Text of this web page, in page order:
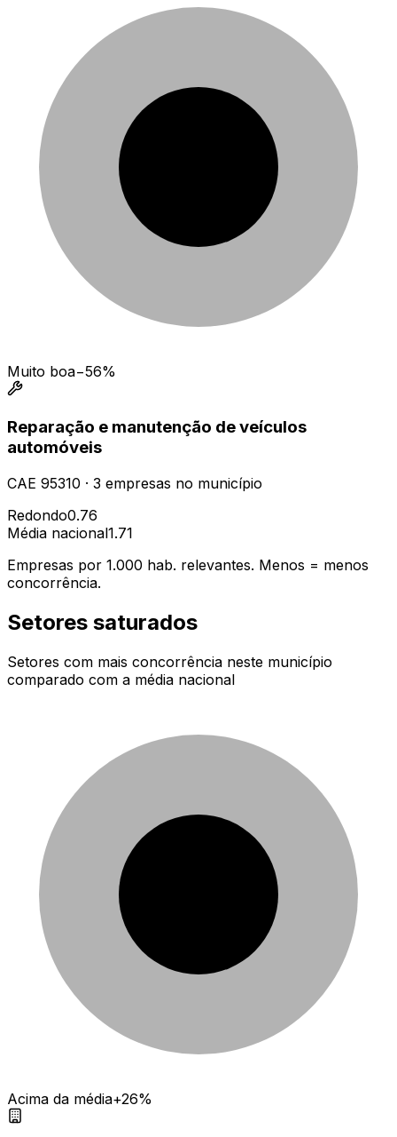
Muito boa−56%
Reparação e manutenção de veículos
automóveis
CAE 95310 · 3 empresas no município
Redondo0.76
Média nacional1.71
Empresas por 1.000 hab. relevantes. Menos = menos
concorrência.
Setores saturados
Setores com mais concorrência neste município
comparado com a média nacional
Acima da média+26%